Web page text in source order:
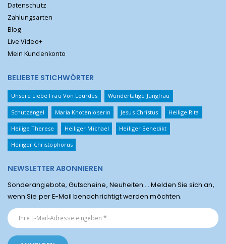
Datenschutz
Zahlungsarten
Blog
Live Video+
Mein Kundenkonto
BELIEBTE STICHWÖRTER
Unsere Liebe Frau Von Lourdes Wundertätige Jungfrau
Schutzengel Maria Knotenlöserin Jesus Christus Heilige Rita
Heilige Therese Heiliger Michael Heiliger Benedikt
Heiliger Christophorus
NEWSLETTER ABONNIEREN
Sonderangebote, Gutscheine, Neuheiten ... Melden Sie sich an,
wenn Sie per E-Mail benachrichtigt werden möchten.